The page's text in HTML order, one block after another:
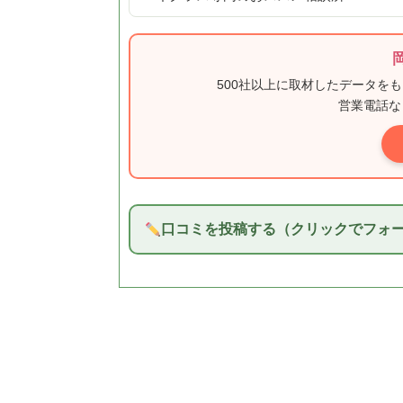
500社以上に取材したデータを
営業電話
口コミを投稿する（クリックでフォ